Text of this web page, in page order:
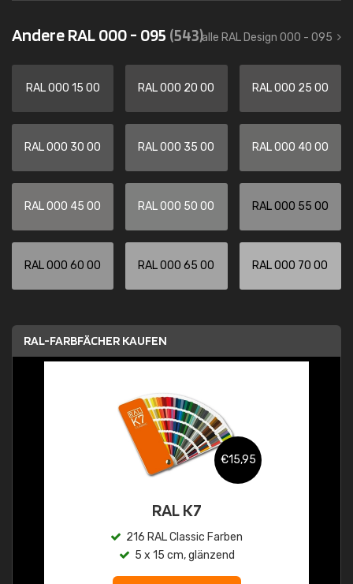
Andere RAL 000 - 095 (543)alle RAL Design 000 - 095
RAL 000 15 00 RAL 000 20 00 RAL 000 25 00
RAL 000 30 00 RAL 000 35 00 RAL 000 40 00
RAL 000 45 00 RAL 000 50 00 RAL 000 55 00
RAL 000 60 00 RAL 000 65 00 RAL 000 70 00
RAL-FARBFÄCHER KAUFEN
€15,95
RAL K7
216 RAL Classic Farben
5 x 15 cm, glänzend